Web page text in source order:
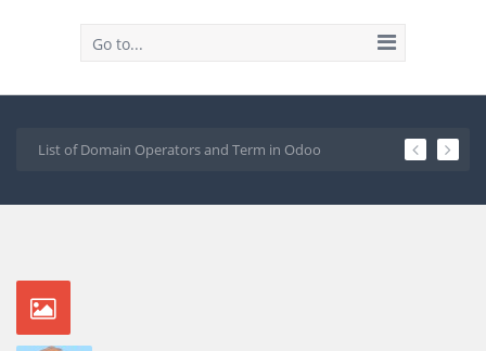
Go to...
List of Domain Operators and Term in Odoo Create Line
2
3